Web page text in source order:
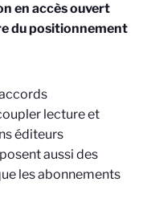
en accès ouvert
du positionnement
lecture et
éditeurs
aussi des
les abonnements